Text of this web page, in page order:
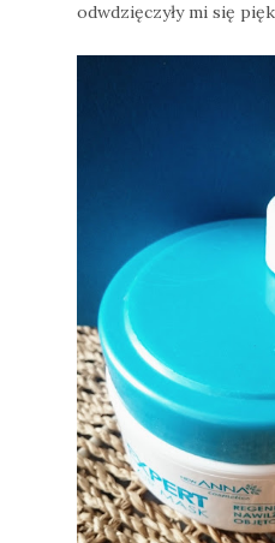
odwdzięczyły mi się